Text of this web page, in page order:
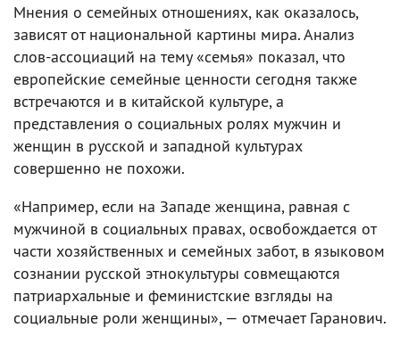
Мнения о семейных отношениях, как оказалось,
зависят от национальной картины мира. Анализ
слов-ассоциаций на тему «семья» показал, что
европейские семейные ценности сегодня также
встречаются и в китайской культуре, а
представления о социальных ролях мужчин и
женщин в русской и западной культурах
совершенно не похожи.
«Например, если на Западе женщина, равная с
мужчиной в социальных правах, освобождается от
части хозяйственных и семейных забот, в языковом
сознании русской этнокультуры совмещаются
патриархальные и феминистские взгляды на
социальные роли женщины», — отмечает Гаранович.